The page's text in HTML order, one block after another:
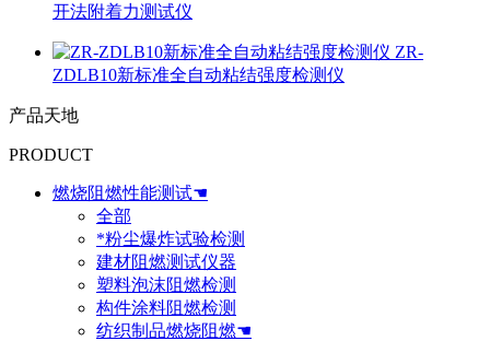
开法附着力测试仪
ZR-
ZDLB10新标准全自动粘结强度检测仪
产品天地
PRODUCT
燃烧阻燃性能测试☚
全部
*粉尘爆炸试验检测
建材阻燃测试仪器
塑料泡沫阻燃检测
构件涂料阻燃检测
纺织制品燃烧阻燃☚